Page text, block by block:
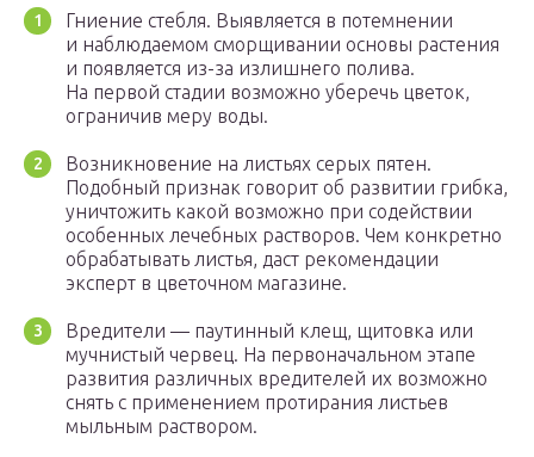
Гниение стебля. Выявляется в потемнении
и наблюдаемом сморщивании основы растения
и появляется из-за излишнего полива.
На первой стадии возможно уберечь цветок,
ограничив меру воды.
Возникновение на листьях серых пятен.
Подобный признак говорит об развитии грибка,
уничтожить какой возможно при содействии
особенных лечебных растворов. Чем конкретно
обрабатывать листья, даст рекомендации
эксперт в цветочном магазине.
Вредители — паутинный клещ, щитовка или
мучнистый червец. На первоначальном этапе
развития различных вредителей их возможно
снять с применением протирания листьев
мыльным раствором.